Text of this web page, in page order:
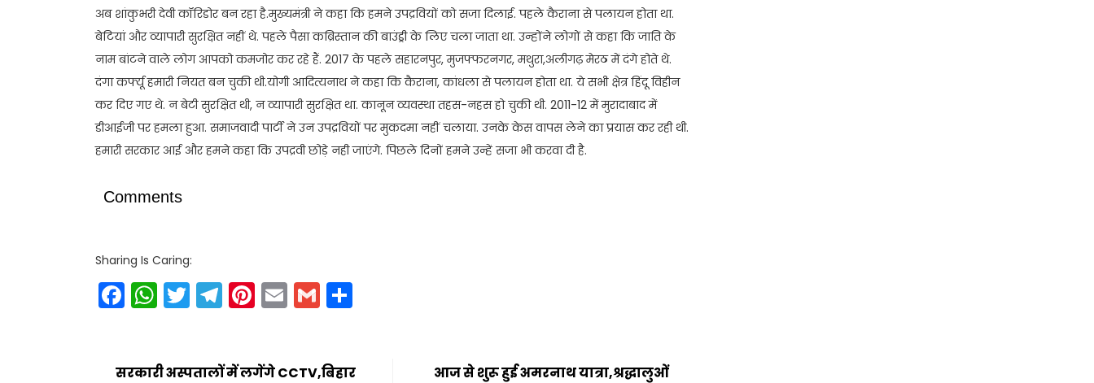
अब शांकुभरी देवी कॉरिडोर बन रहा है.मुख्यमंत्री ने कहा कि हमने उपद्रवियों को सजा दिलाई. पहले कैराना से पलायन होता था.
बेटियां और व्यापारी सुरक्षित नहीं थे. पहले पैसा कब्रिस्तान की बाउंड्री के लिए चला जाता था. उन्होंने लोगों से कहा कि जाति के
नाम बांटने वाले लोग आपको कमजोर कर रहे हैं. 2017 के पहले सहारनपुर, मुजफ्फरनगर, मथुरा,अलीगढ़ मेरठ में दंगे होते थे.
दंगा कर्फ्यू हमारी नियत बन चुकी थी.योगी आदित्यनाथ ने कहा कि कैराना, कांधला से पलायन होता था. ये सभी क्षेत्र हिंदू विहीन
कर दिए गए थे. न बेटी सुरक्षित थी, न व्यापारी सुरक्षित था. कानून व्यवस्था तहस-नहस हो चुकी थी. 2011-12 में मुरादाबाद में
डीआईजी पर हमला हुआ. समाजवादी पार्टी ने उन उपद्रवियों पर मुकदमा नहीं चलाया. उनके केस वापस लेने का प्रयास कर रही थी.
हमारी सरकार आई और हमने कहा कि उपद्रवी छोड़े नही जाएंगे. पिछले दिनों हमने उन्हें सजा भी करवा दी है.
Comments
Sharing Is Caring:
Facebook
WhatsApp
Twitter
Telegram
Pinterest
EmailGmail
सरकारी अस्पतालों में लगेंगे CCTV,बिहार
आज से शुरू हुई अमरनाथ यात्रा,श्रद्धालुओं